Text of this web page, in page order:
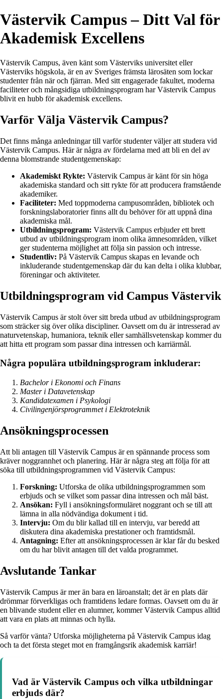
Västervik Campus – Ditt Val för
Akademisk Excellens
Västervik Campus, även känt som Västerviks universitet eller
Västerviks högskola, är en av Sveriges främsta lärosäten som lockar
studenter från när och fjärran. Med sitt engagerade fakultet, moderna
faciliteter och mångsidiga utbildningsprogram har Västervik Campus
blivit en hubb för akademisk excellens.
Varför Välja Västervik Campus?
Det finns många anledningar till varför studenter väljer att studera vid
Västervik Campus. Här är några av fördelarna med att bli en del av
denna blomstrande studentgemenskap:
Akademiskt Rykte: Västervik Campus är känt för sin höga
akademiska standard och sitt rykte för att producera framstående
akademiker.
Faciliteter: Med toppmoderna campusområden, bibliotek och
forskningslaboratorier finns allt du behöver för att uppnå dina
akademiska mål.
Utbildningsprogram: Västervik Campus erbjuder ett brett
utbud av utbildningsprogram inom olika ämnesområden, vilket
ger studenterna möjlighet att följa sin passion och intresse.
Studentliv: På Västervik Campus skapas en levande och
inkluderande studentgemenskap där du kan delta i olika klubbar,
föreningar och aktiviteter.
Utbildningsprogram vid Campus Västervik
Västervik Campus är stolt över sitt breda utbud av utbildningsprogram
som sträcker sig över olika discipliner. Oavsett om du är intresserad av
naturvetenskap, humaniora, teknik eller samhällsvetenskap kommer du
att hitta ett program som passar dina intressen och karriärmål.
Några populära utbildningsprogram inkluderar:
Bachelor i Ekonomi och Finans
Master i Datavetenskap
Kandidatexamen i Psykologi
Civilingenjörsprogrammet i Elektroteknik
Ansökningsprocessen
Att bli antagen till Västervik Campus är en spännande process som
kräver noggrannhet och planering. Här är några steg att följa för att
söka till utbildningsprogrammen vid Västervik Campus:
Forskning: Utforska de olika utbildningsprogrammen som
erbjuds och se vilket som passar dina intressen och mål bäst.
Ansökan: Fyll i ansökningsformuläret noggrant och se till att
lämna in alla nödvändiga dokument i tid.
Intervju: Om du blir kallad till en intervju, var beredd att
diskutera dina akademiska prestationer och framtidsmål.
Antagning: Efter att ansökningsprocessen är klar får du besked
om du har blivit antagen till det valda programmet.
Avslutande Tankar
Västervik Campus är mer än bara en läroanstalt; det är en plats där
drömmar förverkligas och framtidens ledare formas. Oavsett om du är
en blivande student eller en alumner, kommer Västervik Campus alltid
att vara en plats att minnas och hylla.
Så varför vänta? Utforska möjligheterna på Västervik Campus idag
och ta det första steget mot en framgångsrik akademisk karriär!
Vad är Västervik Campus och vilka utbildningar
erbjuds där?